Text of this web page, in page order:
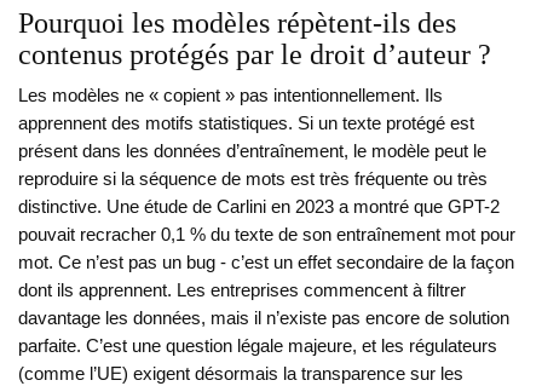
Pourquoi les modèles répètent-ils des
contenus protégés par le droit d’auteur ?
Les modèles ne « copient » pas intentionnellement. Ils
apprennent des motifs statistiques. Si un texte protégé est
présent dans les données d’entraînement, le modèle peut le
reproduire si la séquence de mots est très fréquente ou très
distinctive. Une étude de Carlini en 2023 a montré que GPT-2
pouvait recracher 0,1 % du texte de son entraînement mot pour
mot. Ce n’est pas un bug - c’est un effet secondaire de la façon
dont ils apprennent. Les entreprises commencent à filtrer
davantage les données, mais il n’existe pas encore de solution
parfaite. C’est une question légale majeure, et les régulateurs
(comme l’UE) exigent désormais la transparence sur les